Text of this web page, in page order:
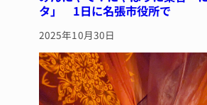
タ」 1日に名張市役所で
2025年10月30日